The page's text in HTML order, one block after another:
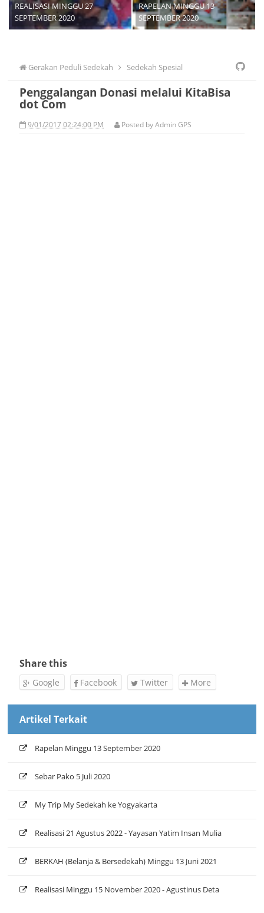
REALISASI MINGGU 27
SEPTEMBER 2020
RAPELAN MINGGU 13
SEPTEMBER 2020
Gerakan Peduli Sedekah Sedekah Spesial
Penggalangan Donasi melalui KitaBisa
dot Com
9/01/2017 02:24:00 PM Posted byAdmin GPS
Share this
Google Facebook Twitter More
Artikel Terkait
Rapelan Minggu 13 September 2020
Sebar Pako 5 Juli 2020
My Trip My Sedekah ke Yogyakarta
Realisasi 21 Agustus 2022 - Yayasan Yatim Insan Mulia
BERKAH (Belanja & Bersedekah) Minggu 13 Juni 2021
Realisasi Minggu 15 November 2020 - Agustinus Deta